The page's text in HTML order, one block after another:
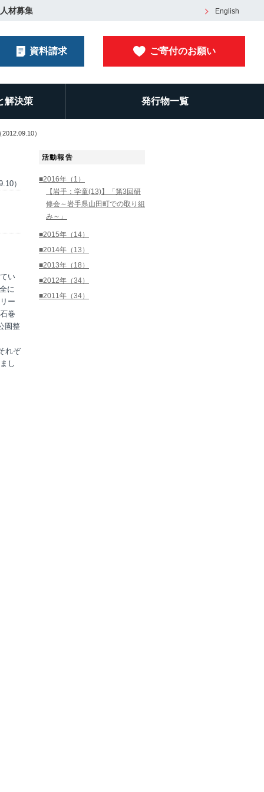
人材募集 English
資料請求 ご寄付のお願い
解決策 発行物一覧
）
）
い
に
ー
巻
園整
れぞ
し
活動報告
■2016年（1）
【岩手：学童(13)】「第3回研
修会～岩手県山田町での取り組
み～」
■2015年（14）
■2014年（13）
■2013年（18）
■2012年（34）
■2011年（34）